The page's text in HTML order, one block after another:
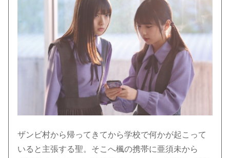
ザンビ村から帰ってきてから学校で何かが起こって
いると主張する聖。そこへ楓の携帯に亜須未から